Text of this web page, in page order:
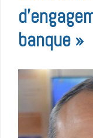
banque »